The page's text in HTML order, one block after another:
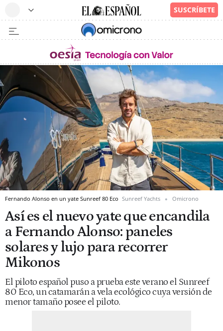
Fernando Alonso en un yate Sunreef 80 Eco Sunreef Yachts Omicrono
Así es el nuevo yate que encandila
a Fernando Alonso: paneles
solares y lujo para recorrer
Mikonos
El piloto español puso a prueba este verano el Sunreef
80 Eco, un catamarán a vela ecológico cuya versión de
menor tamaño posee el piloto.